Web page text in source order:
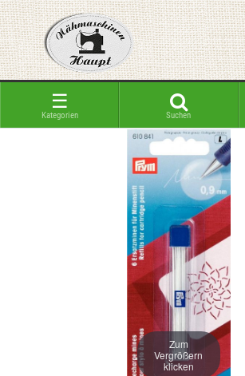
☰
Kategorien Suchen
Zum
Vergrößern
klicken